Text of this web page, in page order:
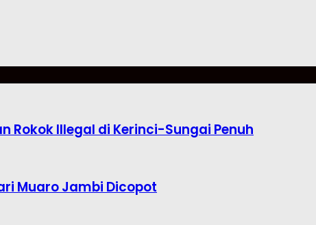
Rokok Illegal di Kerinci-Sungai Penuh
Muaro Jambi Dicopot